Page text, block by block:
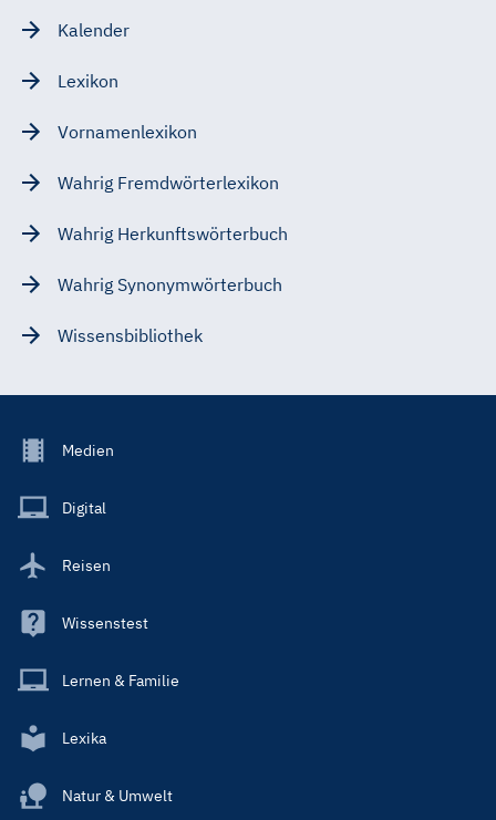
Kalender
Lexikon
Vornamenlexikon
Wahrig Fremdwörterlexikon
Wahrig Herkunftswörterbuch
Wahrig Synonymwörterbuch
Wissensbibliothek
Footer
Main
Medien
Digital
Reisen
Wissenstest
Lernen & Familie
Lexika
Natur & Umwelt